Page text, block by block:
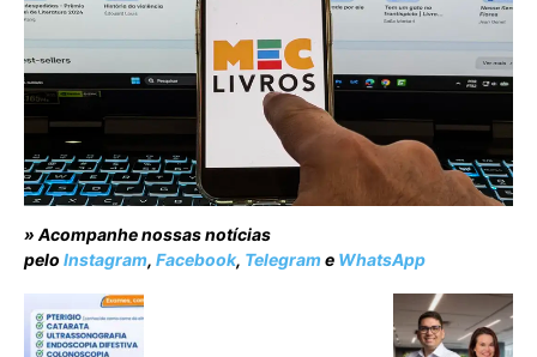
» Acompanhe nossas notícias
pelo Instagram, Facebook, Telegrame WhatsApp